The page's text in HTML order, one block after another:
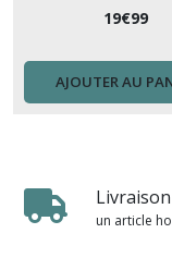
19€99
AJOUTER AU
un article